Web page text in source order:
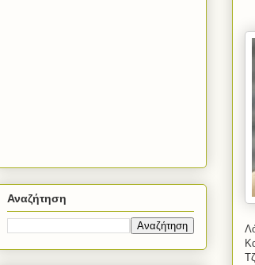
Αναζήτηση